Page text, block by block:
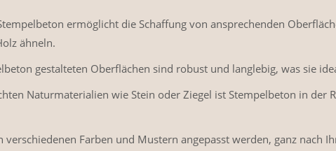
ermöglicht die Schaffung von ansprechenden
ähneln.
gestalteten Oberflächen sind robust und langlebig, was sie
Naturmaterialien wie Stein oder Ziegel ist Stempelbeton in
Farben und Mustern angepasst werden, ganz nach